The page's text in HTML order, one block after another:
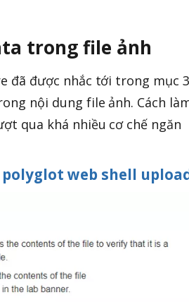
trong file ảnh
đã được nhắc tới trong mục
nội dung file ảnh. Cách
qua khá nhiều cơ chế ngăn
web shell